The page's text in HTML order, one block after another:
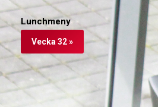
Lunchmeny
Vecka 32 »